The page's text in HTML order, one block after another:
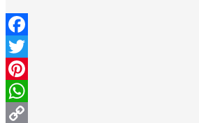
Facebook
Twitter
Pinterest
WhatsApp